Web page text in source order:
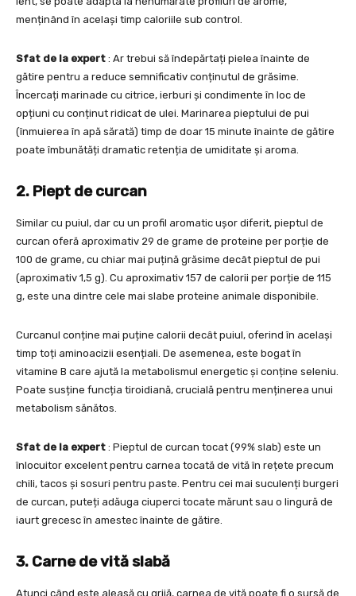
menținând în același timp caloriile sub control.
Sfat de la expert : Ar trebui să îndepărtați pielea înainte de
gătire pentru a reduce semnificativ conținutul de grăsime.
Încercați marinade cu citrice, ierburi și condimente în loc de
opțiuni cu conținut ridicat de ulei. Marinarea pieptului de pui
(înmuierea în apă sărată) timp de doar 15 minute înainte de gătire
poate îmbunătăți dramatic retenția de umiditate și aroma.
2. Piept de curcan
Similar cu puiul, dar cu un profil aromatic ușor diferit, pieptul de
curcan oferă aproximativ 29 de grame de proteine per porție de
100 de grame, cu chiar mai puțină grăsime decât pieptul de pui
(aproximativ 1,5 g). Cu aproximativ 157 de calorii per porție de 115
g, este una dintre cele mai slabe proteine animale disponibile.
Curcanul conține mai puține calorii decât puiul, oferind în același
timp toți aminoacizii esențiali. De asemenea, este bogat în
vitamine B care ajută la metabolismul energetic și conține seleniu.
Poate susține funcția tiroidiană, crucială pentru menținerea unui
metabolism sănătos.
Sfat de la expert : Pieptul de curcan tocat (99% slab) este un
înlocuitor excelent pentru carnea tocată de vită în rețete precum
chili, tacos și sosuri pentru paste. Pentru cei mai suculenți burgeri
de curcan, puteți adăuga ciuperci tocate mărunt sau o lingură de
iaurt grecesc în amestec înainte de gătire.
3. Carne de vită slabă
Atunci când este aleasă cu grijă, carnea de vită poate fi o sursă de